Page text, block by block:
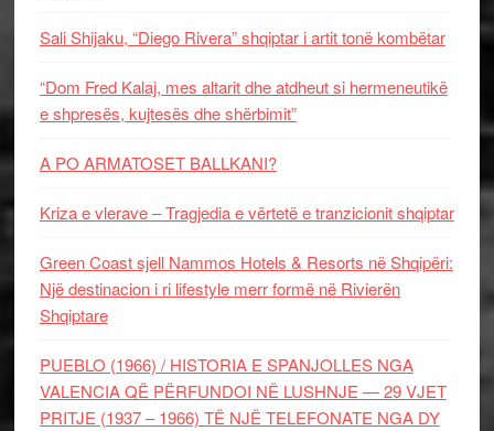
Sali Shijaku, “Diego Rivera” shqiptar i artit tonë kombëtar
“Dom Fred Kalaj, mes altarit dhe atdheut si hermeneutikë
e shpresës, kujtesës dhe shërbimit”
A PO ARMATOSET BALLKANI?
Kriza e vlerave – Tragjedia e vërtetë e tranzicionit shqiptar
Green Coast sjell Nammos Hotels & Resorts në Shqipëri:
Një destinacion i ri lifestyle merr formë në Rivierën
Shqiptare
PUEBLO (1966) / HISTORIA E SPANJOLLES NGA
VALENCIA QË PËRFUNDOI NË LUSHNJE — 29 VJET
PRITJE (1937 – 1966) TË NJË TELEFONATE NGA DY